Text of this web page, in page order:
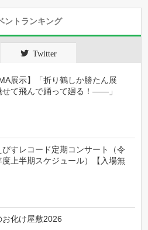
ントランキング
Twitter
展示】「折り鶴しか勝たん展
て飛んで踊って廻る！――」
びすレコード定期コンサート（令
度上半期スケジュール）【入場無
お化け屋敷2026